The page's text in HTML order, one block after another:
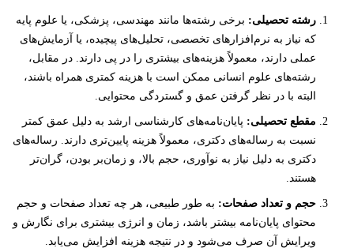
رشته تحصیلی:برخی رشته‌ها مانند مهندسی، پزشکی، یا علوم پایه
که نیاز به نرم‌افزارهای تخصصی، تحلیل‌های پیچیده، یا آزمایش‌های
عملی دارند، معمولاً هزینه‌های بیشتری را در پی دارند. در مقابل،
رشته‌های علوم انسانی ممکن است با هزینه کمتری همراه باشند،
البته با در نظر گرفتن عمق و گستردگی محتوایی.
مقطع تحصیلی:پایان‌نامه‌های کارشناسی ارشد به دلیل عمق کمتر
نسبت به رساله‌های دکتری، معمولاً هزینه پایین‌تری دارند. رساله‌های
دکتری به دلیل نیاز به نوآوری، حجم بالا، و زمان‌بر بودن، گران‌تر
هستند.
حجم و تعداد صفحات:به طور طبیعی، هر چه تعداد صفحات و حجم
محتوای پایان‌نامه بیشتر باشد، زمان و انرژی بیشتری برای نگارش و
ویرایش آن صرف می‌شود و در نتیجه هزینه افزایش می‌یابد.